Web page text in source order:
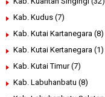
Kab. Kudus (7)
Kab. Kutai Kartanegara (8)
Kab. Kutai Kertanegara (1)
Kab. Kutai Timur (7)
Kab. Labuhanbatu (8)